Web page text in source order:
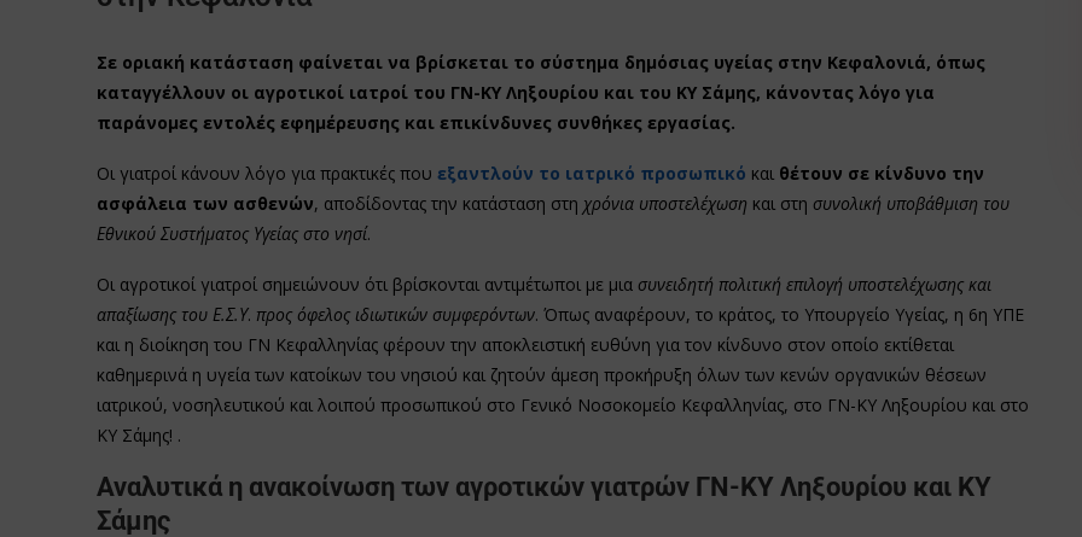
Σε οριακή κατάσταση φαίνεται να βρίσκεται το σύστημα δημόσιας υγείας στην Κεφαλονιά, όπως
καταγγέλλουν οι αγροτικοί ιατροί του ΓΝ-ΚΥ Ληξουρίου και του ΚΥ Σάμης, κάνοντας λόγο για
παράνομες εντολές εφημέρευσης και επικίνδυνες συνθήκες εργασίας.
Οι γιατροί κάνουν λόγο για πρακτικές που εξαντλούν το ιατρικό προσωπικό και θέτουν σε κίνδυνο την
ασφάλεια των ασθενών, αποδίδοντας την κατάσταση στη χρόνια υποστελέχωση και στη συνολική υποβάθμιση του
Εθνικού Συστήματος Υγείας στο νησί.
Οι αγροτικοί γιατροί σημειώνουν ότι βρίσκονται αντιμέτωποι με μια συνειδητή πολιτική επιλογή υποστελέχωσης και
απαξίωσης του Ε.Σ.Υ. προς όφελος ιδιωτικών συμφερόντων. Όπως αναφέρουν, το κράτος, το Υπουργείο Υγείας, η 6η ΥΠΕ
και η διοίκηση του ΓΝ Κεφαλληνίας φέρουν την αποκλειστική ευθύνη για τον κίνδυνο στον οποίο εκτίθεται
καθημερινά η υγεία των κατοίκων του νησιού και ζητούν άμεση προκήρυξη όλων των κενών οργανικών θέσεων
ιατρικού, νοσηλευτικού και λοιπού προσωπικού στο Γενικό Νοσοκομείο Κεφαλληνίας, στο ΓΝ-ΚΥ Ληξουρίου και στο
ΚΥ Σάμης! .
Αναλυτικά η ανακοίνωση των αγροτικών γιατρών ΓΝ-ΚΥ Ληξουρίου και ΚΥ
Σάμης